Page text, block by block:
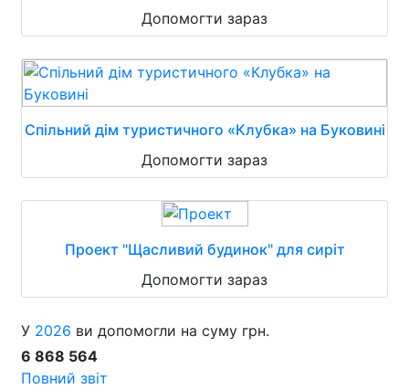
Допомогти зараз
Спільний дім туристичного «Клубка» на Буковині
Допомогти зараз
Проект "Щасливий будинок" для сиріт
Допомогти зараз
У 2026 ви допомогли на суму грн.
6 868 564
Повний звіт